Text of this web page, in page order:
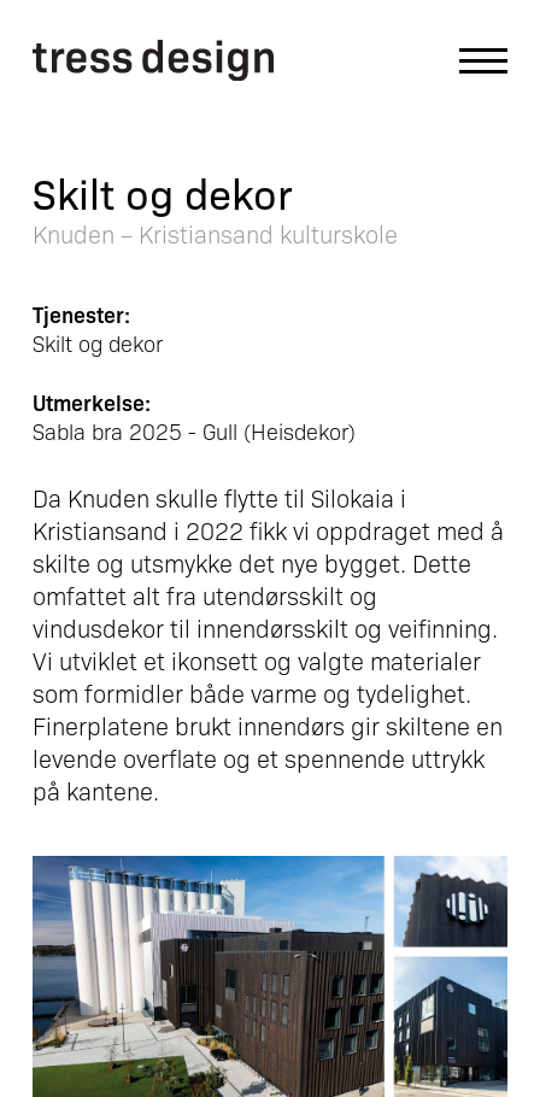
Skilt og dekor
Knuden – Kristiansand kulturskole
Tjenester:
Skilt og dekor
Utmerkelse:
Sabla bra 2025 - Gull (Heisdekor)
Da Knuden skulle flytte til Silokaia i
Kristiansand i 2022 fikk vi oppdraget med å
skilte og utsmykke det nye bygget. Dette
omfattet alt fra utendørsskilt og
vindusdekor til innendørsskilt og veifinning.
Vi utviklet et ikonsett og valgte materialer
som formidler både varme og tydelighet.
Finerplatene brukt innendørs gir skiltene en
levende overflate og et spennende uttrykk
på kantene.